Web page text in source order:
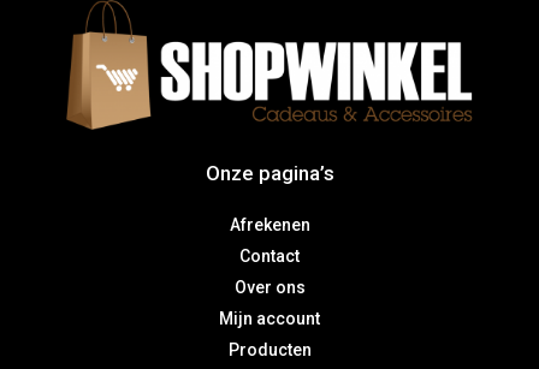
Onze pagina’s
Afrekenen
Contact
Over ons
Mijn account
Producten